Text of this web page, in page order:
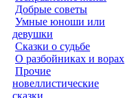
Добрые советы
Умные юноши или
девушки
Сказки о судьбе
О разбойниках и ворах
Прочие
новеллистические
сказки